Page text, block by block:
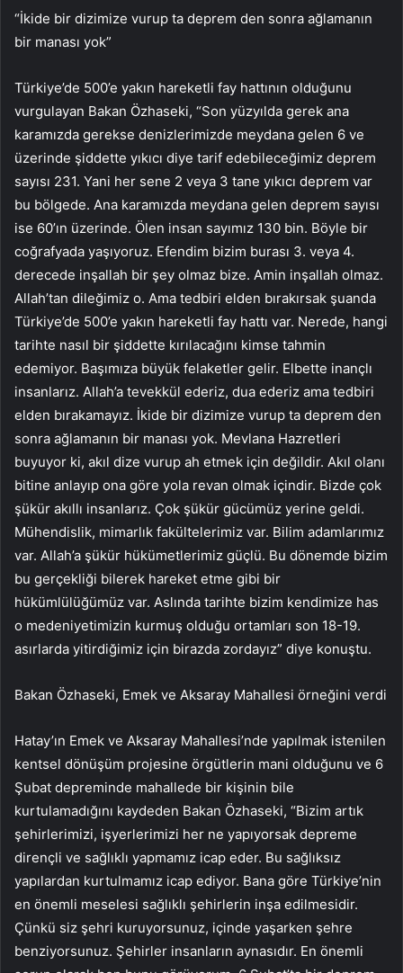
“İkide bir dizimize vurup ta deprem den sonra ağlamanın
bir manası yok”
Türkiye’de 500’e yakın hareketli fay hattının olduğunu
vurgulayan Bakan Özhaseki, “Son yüzyılda gerek ana
karamızda gerekse denizlerimizde meydana gelen 6 ve
üzerinde şiddette yıkıcı diye tarif edebileceğimiz deprem
sayısı 231. Yani her sene 2 veya 3 tane yıkıcı deprem var
bu bölgede. Ana karamızda meydana gelen deprem sayısı
ise 60’ın üzerinde. Ölen insan sayımız 130 bin. Böyle bir
coğrafyada yaşıyoruz. Efendim bizim burası 3. veya 4.
derecede inşallah bir şey olmaz bize. Amin inşallah olmaz.
Allah’tan dileğimiz o. Ama tedbiri elden bırakırsak şuanda
Türkiye’de 500’e yakın hareketli fay hattı var. Nerede, hangi
tarihte nasıl bir şiddette kırılacağını kimse tahmin
edemiyor. Başımıza büyük felaketler gelir. Elbette inançlı
insanlarız. Allah’a tevekkül ederiz, dua ederiz ama tedbiri
elden bırakamayız. İkide bir dizimize vurup ta deprem den
sonra ağlamanın bir manası yok. Mevlana Hazretleri
buyuyor ki, akıl dize vurup ah etmek için değildir. Akıl olanı
bitine anlayıp ona göre yola revan olmak içindir. Bizde çok
şükür akıllı insanlarız. Çok şükür gücümüz yerine geldi.
Mühendislik, mimarlık fakültelerimiz var. Bilim adamlarımız
var. Allah’a şükür hükümetlerimiz güçlü. Bu dönemde bizim
bu gerçekliği bilerek hareket etme gibi bir
hükümlülüğümüz var. Aslında tarihte bizim kendimize has
o medeniyetimizin kurmuş olduğu ortamları son 18-19.
asırlarda yitirdiğimiz için birazda zordayız” diye konuştu.
Bakan Özhaseki, Emek ve Aksaray Mahallesi örneğini verdi
Hatay’ın Emek ve Aksaray Mahallesi’nde yapılmak istenilen
kentsel dönüşüm projesine örgütlerin mani olduğunu ve 6
Şubat depreminde mahallede bir kişinin bile
kurtulamadığını kaydeden Bakan Özhaseki, “Bizim artık
şehirlerimizi, işyerlerimizi her ne yapıyorsak depreme
dirençli ve sağlıklı yapmamız icap eder. Bu sağlıksız
yapılardan kurtulmamız icap ediyor. Bana göre Türkiye’nin
en önemli meselesi sağlıklı şehirlerin inşa edilmesidir.
Çünkü siz şehri kuruyorsunuz, içinde yaşarken şehre
benziyorsunuz. Şehirler insanların aynasıdır. En önemli